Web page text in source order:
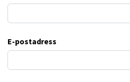
E-postadress